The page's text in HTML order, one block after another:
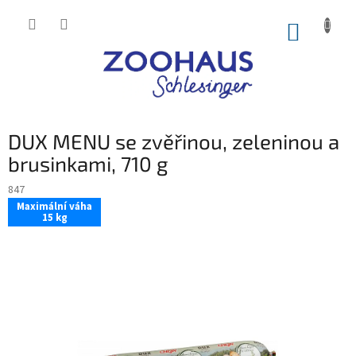
DUX MENU se zvěřinou, zeleninou a
brusinkami, 710 g
847
Maximální váha
15 kg